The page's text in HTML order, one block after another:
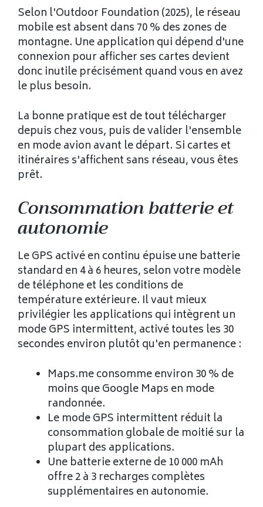
Selon l'Outdoor Foundation (2025), le réseau
mobile est absent dans 70 % des zones de
montagne. Une application qui dépend d'une
connexion pour afficher ses cartes devient
donc inutile précisément quand vous en avez
le plus besoin.
La bonne pratique est de tout télécharger
depuis chez vous, puis de valider l'ensemble
en mode avion avant le départ. Si cartes et
itinéraires s'affichent sans réseau, vous êtes
prêt.
Consommation batterie et
autonomie
Le GPS activé en continu épuise une batterie
standard en 4 à 6 heures, selon votre modèle
de téléphone et les conditions de
température extérieure. Il vaut mieux
privilégier les applications qui intègrent un
mode GPS intermittent, activé toutes les 30
secondes environ plutôt qu'en permanence :
Maps.me consomme environ 30 % de
moins que Google Maps en mode
randonnée.
Le mode GPS intermittent réduit la
consommation globale de moitié sur la
plupart des applications.
Une batterie externe de 10 000 mAh
offre 2 à 3 recharges complètes
supplémentaires en autonomie.